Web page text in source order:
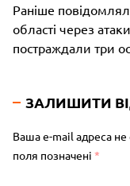
Раніше
області через
постраждали три
ЗАЛИШИТИ
Ваша e-mail адреса
поля позначені *